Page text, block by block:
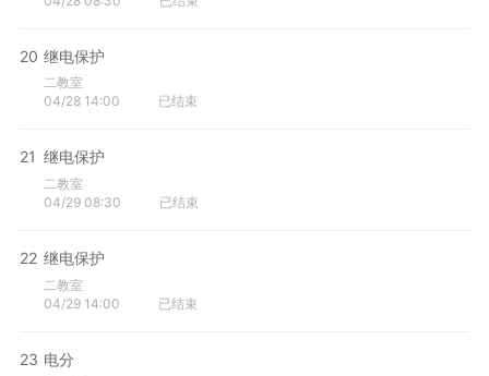
20 继电保护
二教室
04/28 14:00
已结束
21 继电保护
二教室
04/29 08:30
已结束
22 继电保护
二教室
04/29 14:00
已结束
23 电分